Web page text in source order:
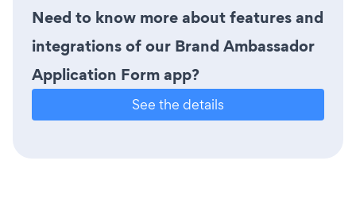
Need to know more about features and
integrations of our Brand Ambassador
Application Form app?
See the details